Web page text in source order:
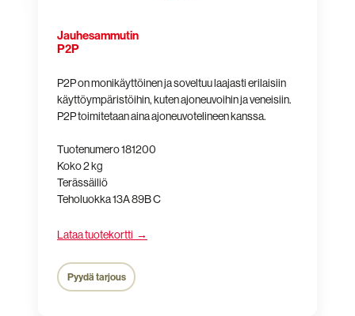
Jauhesammutin
P2P
P2P on monikäyttöinen ja soveltuu laajasti erilaisiin
käyttöympäristöihin, kuten ajoneuvoihin ja veneisiin.
P2P toimitetaan aina ajoneuvotelineen kanssa.
Tuotenumero 181200
Koko 2 kg
Terässäiliö
Teholuokka 13A 89B C
Lataa tuotekortti →
Pyydä tarjous